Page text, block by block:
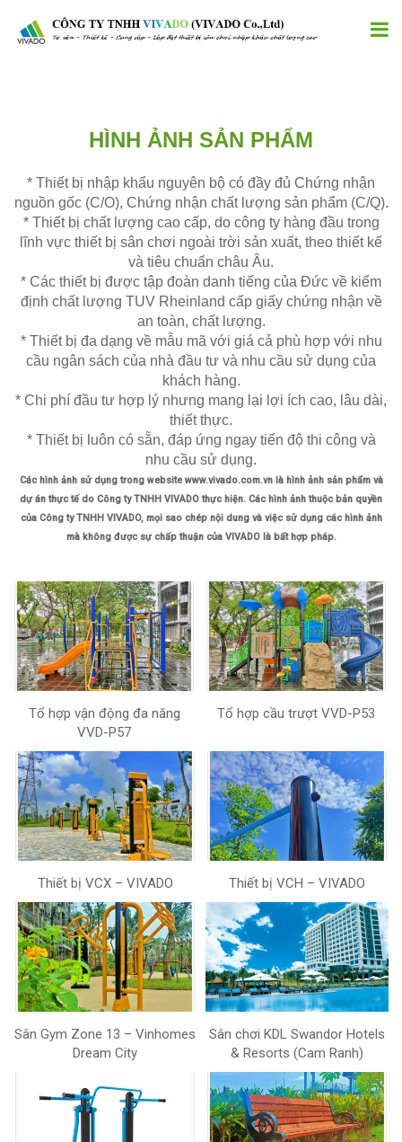
HÌNH ẢNH SẢN PHẨM
* Thiết bị nhập khẩu nguyên bộ có đầy đủ Chứng nhận
nguồn gốc (C/O), Chứng nhận chất lượng sản phẩm (C/Q).
* Thiết bị chất lượng cao cấp, do công ty hàng đầu trong
lĩnh vực thiết bị sân chơi ngoài trời sản xuất, theo thiết kế
và tiêu chuẩn châu Âu.
* Các thiết bị được tập đoàn danh tiếng của Đức về kiểm
định chất lượng TUV Rheinland cấp giấy chứng nhận về
an toàn, chất lượng.
* Thiết bị đa dạng về mẫu mã với giá cả phù hợp với nhu
cầu ngân sách của nhà đầu tư và nhu cầu sử dụng của
khách hàng.
* Chi phí đầu tư hợp lý nhưng mang lại lợi ích cao, lâu dài,
thiết thực.
* Thiết bị luôn có sẵn, đáp ứng ngay tiến độ thi công và
nhu cầu sử dụng.
Các hình ảnh sử dụng trong website www.vivado.com.vn là hình ảnh sản phẩm và
dự án thực tế do Công ty TNHH VIVADO thực hiện. Các hình ảnh thuộc bản quyền
của Công ty TNHH VIVADO, mọi sao chép nội dung và việc sử dụng các hình ảnh
mà không được sự chấp thuận của VIVADO là bất hợp pháp.
Tổ hợp vận động đa năng
VVD-P57
Tổ hợp cầu trượt VVD-P53
Thiết bị VCX – VIVADO Thiết bị VCH – VIVADO
Sân Gym Zone 13 – Vinhomes
Dream City
Sân chơi KDL Swandor Hotels
& Resorts (Cam Ranh)